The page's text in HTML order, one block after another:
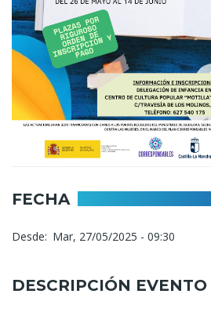
FECHA
Desde Mar, 27/05/2025 - 09:30
DESCRIPCIÓN EVENTO